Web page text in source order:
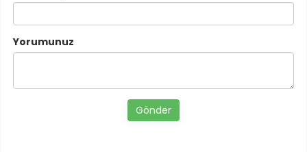
Yorumunuz
Gönder